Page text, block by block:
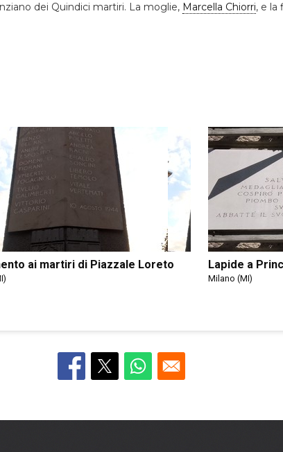
dei Quindici martiri. La moglie, Marcella Chiorri, e la
ai martiri di Piazzale Loreto Lapide a
Milano (MI)